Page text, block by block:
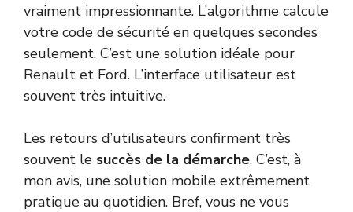
vraiment impressionnante. L’algorithme calcule
votre code de sécurité en quelques secondes
seulement. C’est une solution idéale pour
Renault et Ford. L’interface utilisateur est
souvent très intuitive.
Les retours d’utilisateurs confirment très
souvent le succès de la démarche. C’est, à
mon avis, une solution mobile extrêmement
pratique au quotidien. Bref, vous ne vous